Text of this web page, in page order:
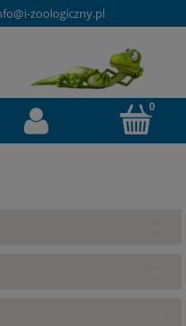
zoologiczny.pl